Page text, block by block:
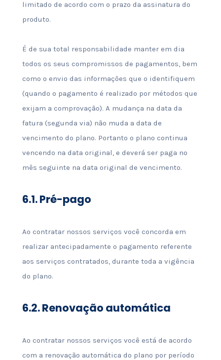
limitado de acordo com o prazo da assinatura do
produto.
É de sua total responsabilidade manter em dia
todos os seus compromissos de pagamentos, bem
como o envio das informações que o identifiquem
(quando o pagamento é realizado por métodos que
exijam a comprovação). A mudança na data da
fatura (segunda via) não muda a data de
vencimento do plano. Portanto o plano continua
vencendo na data original, e deverá ser paga no
mês seguinte na data original de vencimento.
6.1.Pré-pago
Ao contratar nossos serviços você concorda em
realizar antecipadamente o pagamento referente
aos serviços contratados, durante toda a vigência
do plano.
6.2.Renovação automática
Ao contratar nossos serviços você está de acordo
com a renovação automática do plano por período